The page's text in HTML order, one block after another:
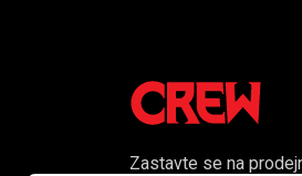
Zastavte se na